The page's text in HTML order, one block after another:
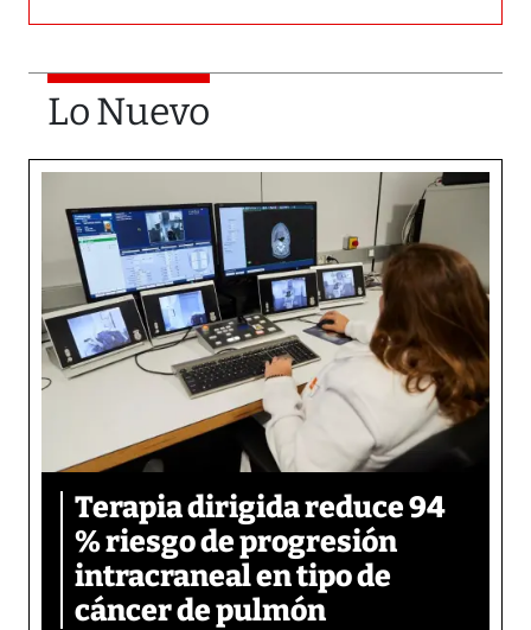
Lo Nuevo
Terapia dirigida reduce 94
% riesgo de progresión
intracraneal en tipo de
cáncer de pulmón